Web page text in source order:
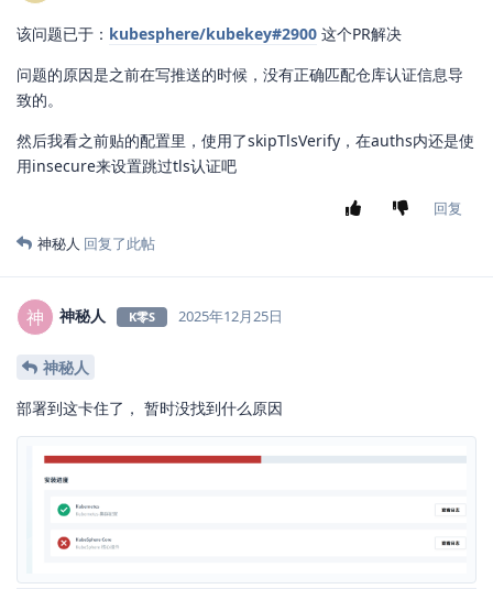
该问题已于： kubesphere/kubekey#2900 这个PR解决
问题的原因是之前在写推送的时候，没有正确匹配仓库认证信息导
致的。
然后我看之前贴的配置里，使用了skipTlsVerify，在auths内还是使
用insecure来设置跳过tls认证吧
回复
神秘人 回复了此帖
神 神秘人 K零S 2025年12月25日
神秘人
部署到这卡住了， 暂时没找到什么原因